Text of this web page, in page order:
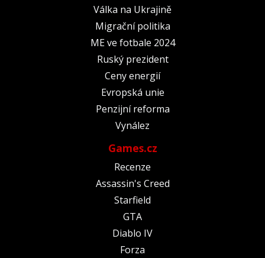
Válka na Ukrajině
Migrační politika
ME ve fotbale 2024
Ruský prezident
Ceny energií
Evropská unie
Penzijní reforma
Vynález
Games.cz
Recenze
Assassin's Creed
Starfield
GTA
Diablo IV
Forza